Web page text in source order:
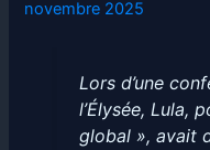
novembre 2025
Lors d’une
l’Élysée, Lula,
global », avait